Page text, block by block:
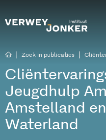
Zoek in publicaties
Jeugdhulp
Amstelland
Waterland